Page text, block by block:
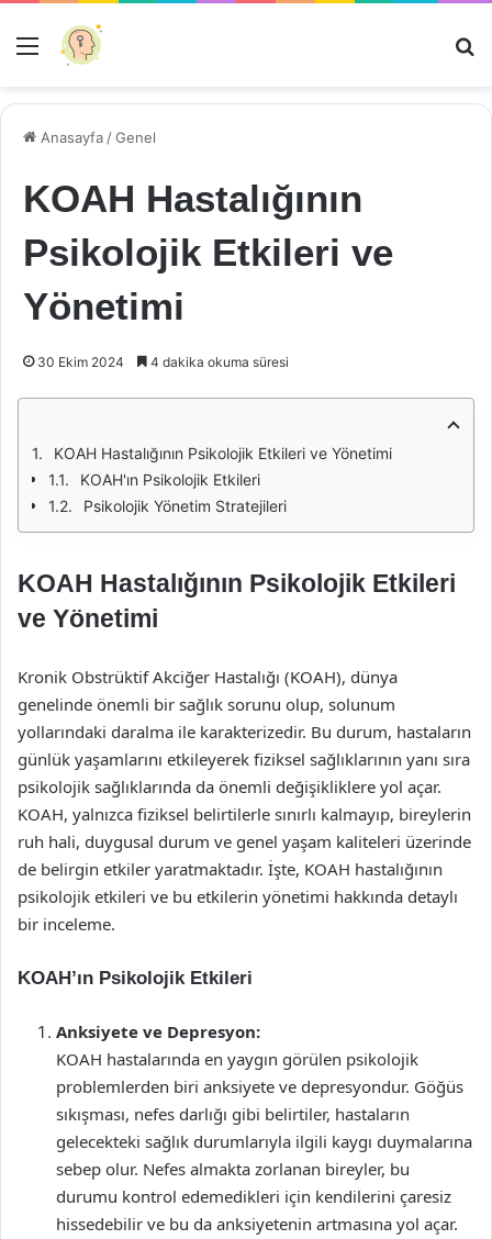
Menü
Anasayfa /Genel
KOAH Hastalığının
Psikolojik Etkileri ve
Yönetimi
30 Ekim 2024 4 dakika okuma süresi
KOAH Hastalığının Psikolojik Etkileri ve Yönetimi
KOAH'ın Psikolojik Etkileri
Psikolojik Yönetim Stratejileri
KOAH Hastalığının Psikolojik Etkileri
ve Yönetimi
Kronik Obstrüktif Akciğer Hastalığı (KOAH), dünya
genelinde önemli bir sağlık sorunu olup, solunum
yollarındaki daralma ile karakterizedir. Bu durum, hastaların
günlük yaşamlarını etkileyerek fiziksel sağlıklarının yanı sıra
psikolojik sağlıklarında da önemli değişikliklere yol açar.
KOAH, yalnızca fiziksel belirtilerle sınırlı kalmayıp, bireylerin
ruh hali, duygusal durum ve genel yaşam kaliteleri üzerinde
de belirgin etkiler yaratmaktadır. İşte, KOAH hastalığının
psikolojik etkileri ve bu etkilerin yönetimi hakkında detaylı
bir inceleme.
KOAH’ın Psikolojik Etkileri
Anksiyete ve Depresyon:
KOAH hastalarında en yaygın görülen psikolojik
problemlerden biri anksiyete ve depresyondur. Göğüs
sıkışması, nefes darlığı gibi belirtiler, hastaların
gelecekteki sağlık durumlarıyla ilgili kaygı duymalarına
sebep olur. Nefes almakta zorlanan bireyler, bu
durumu kontrol edemedikleri için kendilerini çaresiz
hissedebilir ve bu da anksiyetenin artmasına yol açar.